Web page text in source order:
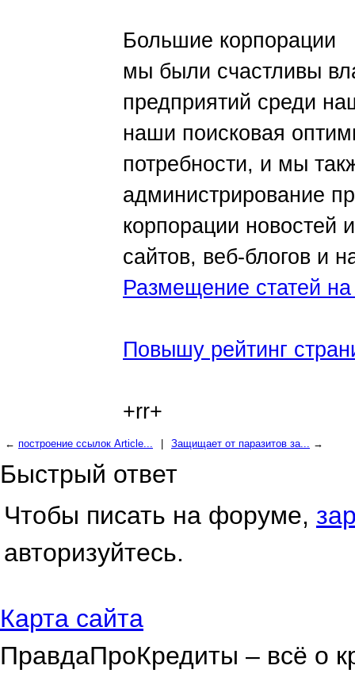
Большие корпорации
мы были счастливы
предприятий среди
наши поисковая
потребности, и мы
администрирование
корпорации новостей
сайтов, веб-блогов и
Размещение статей
Повышу рейтинг
+rr+
← построение ссылок Article... Защищает от паразитов за... →
Быстрый ответ
Чтобы писать на форуме,
авторизуйтесь.
Карта сайта
ПравдаПроКредиты – всё о